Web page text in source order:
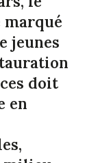
jeunes
doit
en